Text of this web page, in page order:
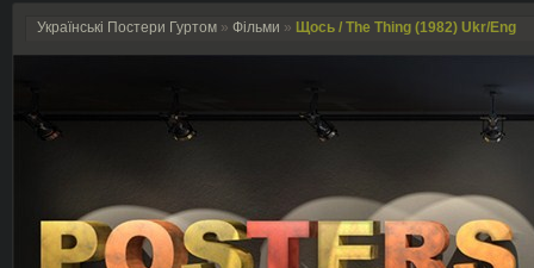
Українські Постери Гуртом » Фільми » Щось / The Thing (1982) Ukr/Eng